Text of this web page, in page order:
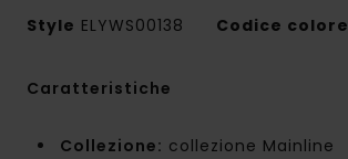
Style ELYWS00138 Codice colore
Caratteristiche
Collezione: collezione Mainline